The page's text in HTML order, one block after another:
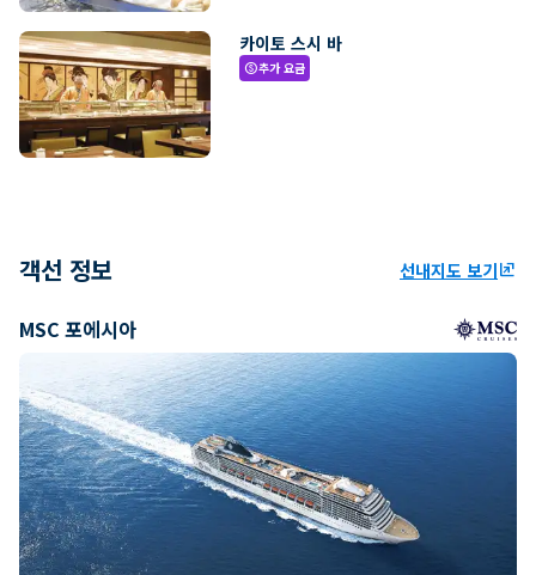
카이토 스시 바
paid추가 요금
객선 정보 선내지도 보기ungroup
MSC 포에시아